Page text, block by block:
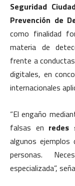
Seguridad
Prevención de
como finalidad
materia de
frente a
digitales, en
internacionales
“El engaño
falsas en redes
algunos ejemplos
personas.
especializada”,